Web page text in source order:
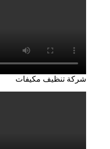
شركة تنظيف مكيفات